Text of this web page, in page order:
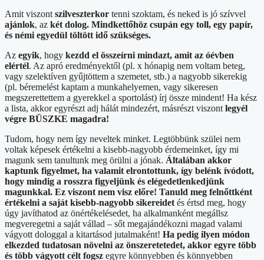
Amit viszont szilveszterkor tenni szoktam, és neked is jó szívvel
ajánlok, az két dolog. Mindkettőhöz csupán egy toll, egy papír,
és némi egyedül töltött idő szükséges.
Az egyik, hogy kezdd el összeírni mindazt, amit az óévben
elértél. Az apró eredményektől (pl. x hónapig nem voltam beteg,
vagy szelektíven gyűjtöttem a szemetet, stb.) a nagyobb sikerekig
(pl. béremelést kaptam a munkahelyemen, vagy sikeresen
megszerettettem a gyerekkel a sportolást) írj össze mindent! Ha kész
a lista, akkor egyrészt adj hálát mindezért, másrészt viszont legyél
végre BÜSZKE magadra!
Tudom, hogy nem így neveltek minket. Legtöbbünk szülei nem
voltak képesek értékelni a kisebb-nagyobb érdemeinket, így mi
magunk sem tanultunk meg örülni a jónak. Általában akkor
kaptunk figyelmet, ha valamit elrontottunk, így belénk ívódott,
hogy mindig a rosszra figyeljünk és elégedetlenkedjünk
magunkkal. Ez viszont nem visz előre! Tanuld meg felnőttként
értékelni a saját kisebb-nagyobb sikereidet és értsd meg, hogy
úgy javíthatod az önértékelésedet, ha alkalmanként megállsz
megveregetni a saját vállad – sőt megajándékozni magad valami
vágyott dologgal a kitartásod jutalmaként! Ha pedig ilyen módon
elkezded tudatosan növelni az önszeretetedet, akkor egyre több
és több vágyott célt fogsz egyre könnyebben és könnyebben